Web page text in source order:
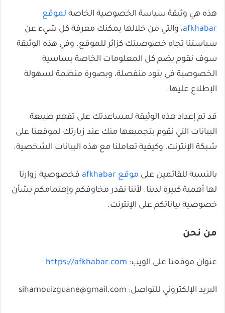
هذه هي وثيقة سياسة الخصوصية الخاصة لموقع
afkhabar، والتي من خلالها يمكنك معرفة كل شيء عن
سياستنا تجاه خصوصيتك كزائر للموقع. وفي هذه الوثيقة
سوف نقوم بضم كل المعلومات الخاصة بساسية
الخصوصية في بنود منفصلة، وبصورة منظمة لسهولة
الإطلاع عليها.
قد تم إعداد هذه الوثيقة لمساعدتك على تفهم طبيعة
البيانات التي نقوم بتجميعها منك عند زيارتك لموقعنا على
شبكة الإنترنت، وكيفية تعاملنا مع هذه البيانات الشخصية.
بالنسبة للقائمين على موقع afkhabar
فخصوصية زوارنا
لها أهمية كبيرة لدينا. لأننا نقدر مخاوفكم وإهتمامكم بشأن
خصوصية بياناتكم على الإنترنت.
من نحن
عنوان موقعنا على الويب: https://afkhabar.com
البريد الإلكتروني للتواصل: sihamouizguane@gmail.com